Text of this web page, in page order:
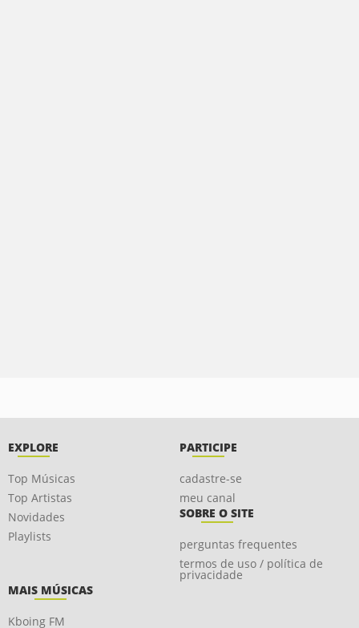
EXPLORE
Top Músicas
Top Artistas
Novidades
Playlists
PARTICIPE
cadastre-se
meu canal
SOBRE O SITE
perguntas frequentes
termos de uso / política de
privacidade
MAIS MÚSICAS
Kboing FM